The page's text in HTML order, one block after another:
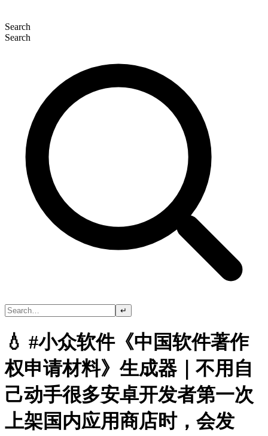
Search
Search
↵
💧 #小众软件《中国软件著作
权申请材料》生成器｜不用自
己动手很多安卓开发者第一次
上架国内应用商店时，会发